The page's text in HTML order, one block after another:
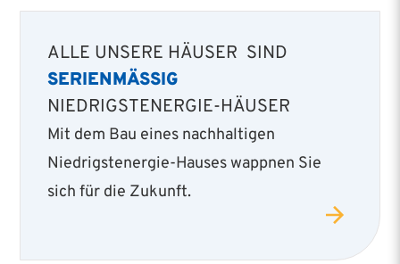
ALLE UNSERE HÄUSER SIND
SERIENMÄSSIG
NIEDRIGSTENERGIE-HÄUSER
Mit dem Bau eines nachhaltigen
Niedrigstenergie­-Hauses wappnen Sie
sich für die Zukunft.